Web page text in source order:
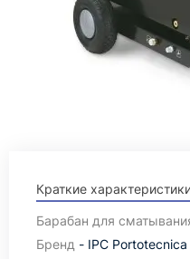
Краткие
Барабан для
Бренд - IPC Portotecnica